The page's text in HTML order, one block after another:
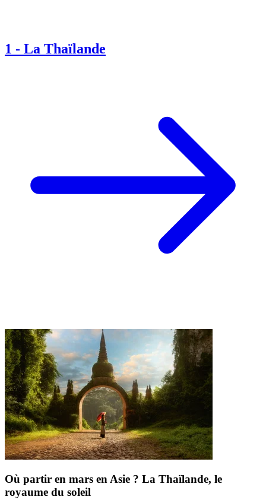
1 - La Thaïlande
Où partir en mars en Asie ? La Thaïlande, le
royaume du soleil